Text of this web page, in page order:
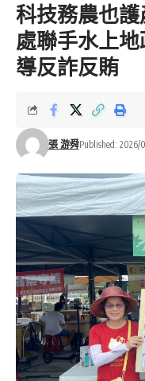
科技務農也
處聯手水上
導反詐反賄
張 游舜Published: 2026/